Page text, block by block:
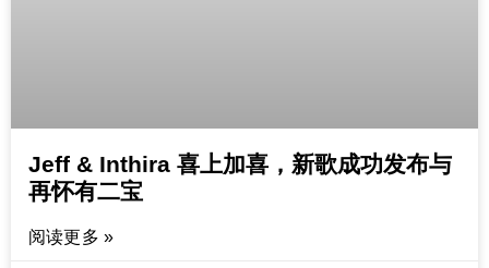
Jeff & Inthira 喜上加喜，新歌成功发布与
再怀有二宝
阅读更多 »